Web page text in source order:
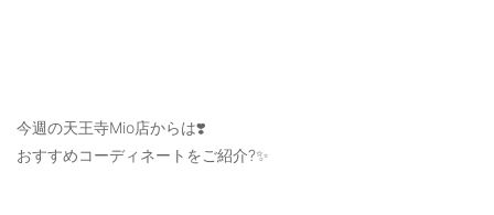
LADIES : レディース
今週の天王寺Mio店からは❣️
おすすめコーディネートをご紹介?✨